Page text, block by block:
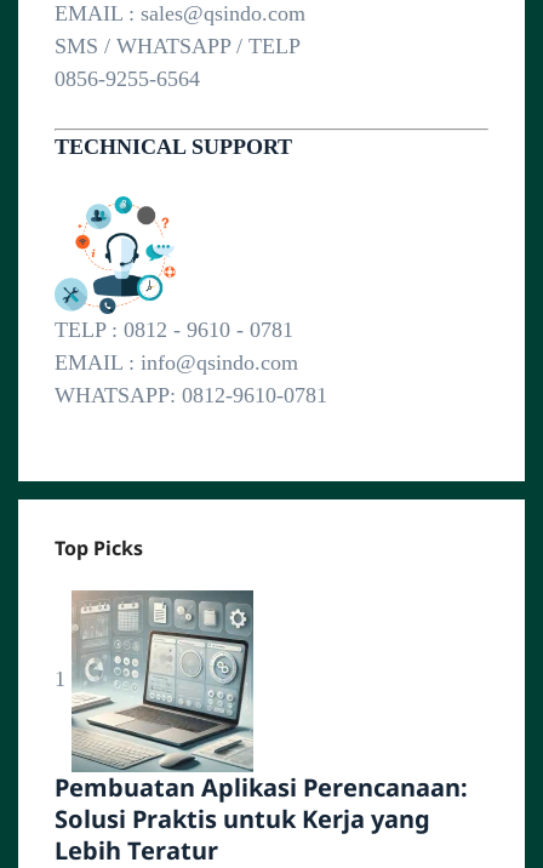
EMAIL : sales@qsindo.com
SMS / WHATSAPP / TELP
0856-9255-6564
TECHNICAL SUPPORT
TELP : 0812 - 9610 - 0781
EMAIL : info@qsindo.com
WHATSAPP: 0812-9610-0781
Top Picks
1
Pembuatan Aplikasi Perencanaan:
Solusi Praktis untuk Kerja yang
Lebih Teratur